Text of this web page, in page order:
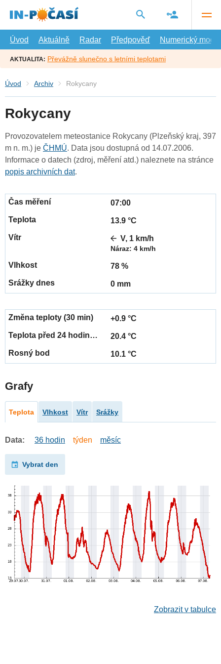
hlavní
Úvod
Aktuálně Radar Předpověď Numerický model
AKTUALITA: Převážně slunečno s letními teplotami
Úvod Archiv Rokycany
Rokycany
Provozovatelem meteostanice Rokycany (Plzeňský kraj, 397
m n. m.) je ČHMÚ. Data jsou dostupná od 14.07.2006.
Informace o datech (zdroj, měření atd.) naleznete na stránce
popis archivních dat.
07:00
13.9 °C
V, 1 km/h
Náraz: 4 km/h
78 %
0 mm
+0.9 °C
20.4 °C
10.1 °C
Grafy
Teplota Vlhkost Vítr Srážky
Data: 36 hodin týden měsíc
Vybrat den
Zobrazit v tabulce